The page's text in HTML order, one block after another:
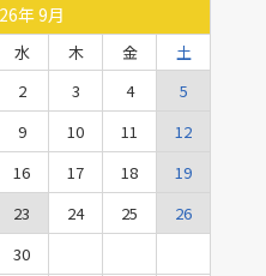
年9月
水 木 金
土
2 3 4
5
9 10 11
12
16 17 18
19
23 24 25
26
30